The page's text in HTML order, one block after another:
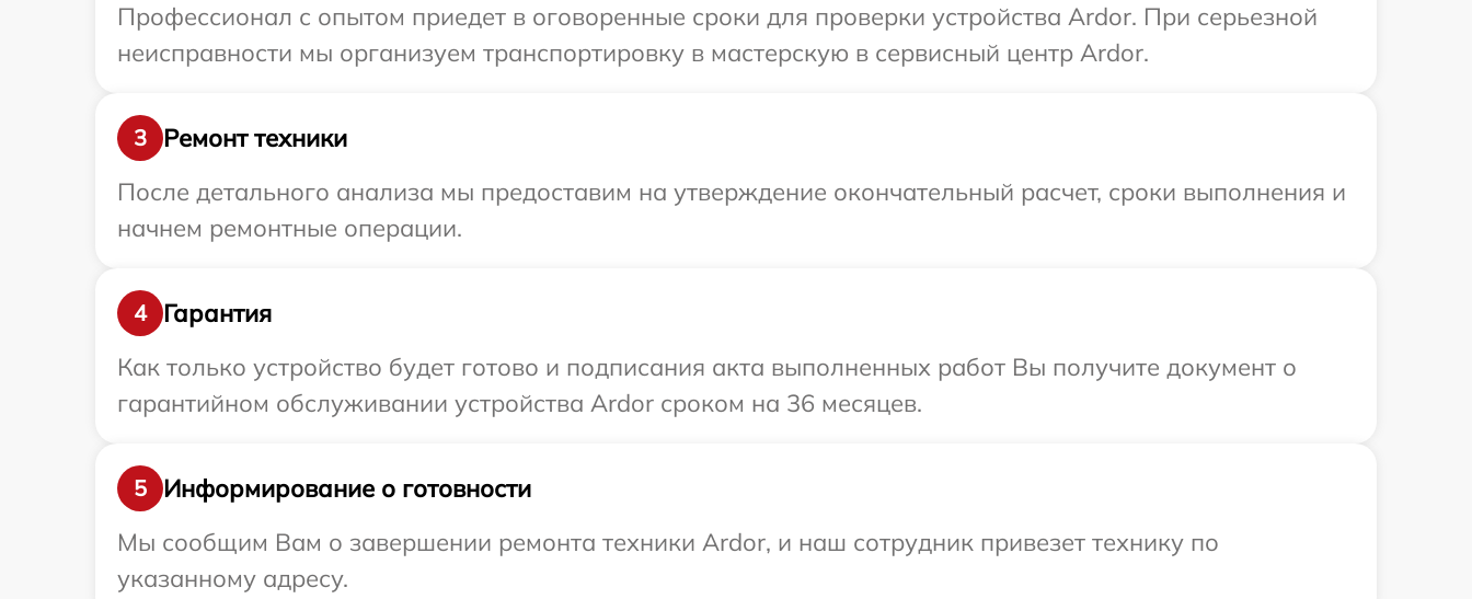
Профессионал с опытом приедет в оговоренные сроки для проверки устройства Ardor. При серьезной
неисправности мы организуем транспортировку в мастерскую в сервисный центр Ardor.
3
Ремонт техники
После детального анализа мы предоставим на утверждение окончательный расчет, сроки выполнения и
начнем ремонтные операции.
4
Гарантия
Как только устройство будет готово и подписания акта выполненных работ Вы получите документ о
гарантийном обслуживании устройства Ardor сроком на 36 месяцев.
5
Информирование о готовности
Мы сообщим Вам о завершении ремонта техники Ardor, и наш сотрудник привезет технику по
указанному адресу.